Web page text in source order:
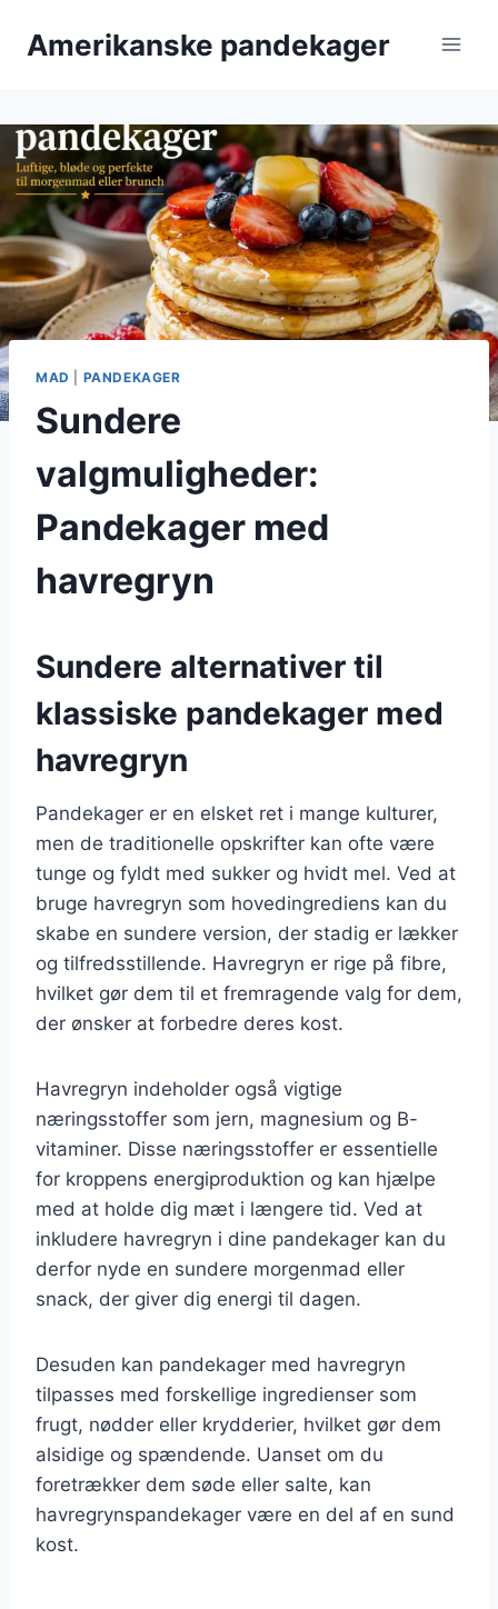
Amerikanske pandekager
MAD PANDEKAGER
Sundere
valgmuligheder:
Pandekager med
havregryn
Sundere alternativer til
klassiske pandekager med
havregryn
Pandekager er en elsket ret i mange kulturer,
men de traditionelle opskrifter kan ofte være
tunge og fyldt med sukker og hvidt mel. Ved at
bruge havregryn som hovedingrediens kan du
skabe en sundere version, der stadig er lækker
og tilfredsstillende. Havregryn er rige på fibre,
hvilket gør dem til et fremragende valg for dem,
der ønsker at forbedre deres kost.
Havregryn indeholder også vigtige
næringsstoffer som jern, magnesium og B-
vitaminer. Disse næringsstoffer er essentielle
for kroppens energiproduktion og kan hjælpe
med at holde dig mæt i længere tid. Ved at
inkludere havregryn i dine pandekager kan du
derfor nyde en sundere morgenmad eller
snack, der giver dig energi til dagen.
Desuden kan pandekager med havregryn
tilpasses med forskellige ingredienser som
frugt, nødder eller krydderier, hvilket gør dem
alsidige og spændende. Uanset om du
foretrækker dem søde eller salte, kan
havregrynspandekager være en del af en sund
kost.